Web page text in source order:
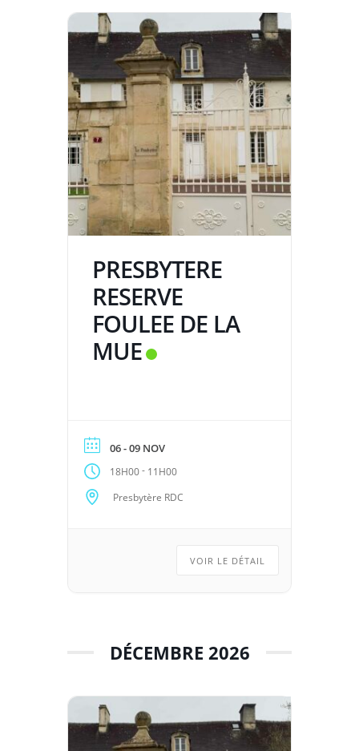
PRESBYTERE
RESERVE
FOULEE DE LA
MUE
06 - 09 NOV
18H00- 11H00
Presbytère RDC
VOIR LE DÉTAIL
DÉCEMBRE 2026